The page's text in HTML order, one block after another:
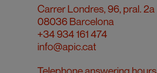
Carrer Londres, 96, pral. 2a
08036 Barcelona
+34 934 161 474
info@apic.cat
Telephone answering hours